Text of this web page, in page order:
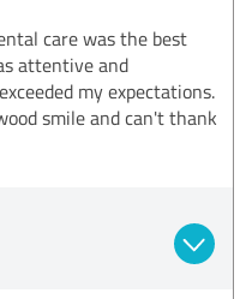
care was the best
attentive and
my expectations.
smile and can't thank